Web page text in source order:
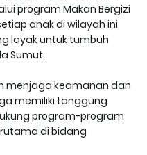
program Makan Bergizi
anak di wilayah ini
layak untuk tumbuh
Sumut.
menjaga keamanan dan
memiliki tanggung
program-program
di bidang